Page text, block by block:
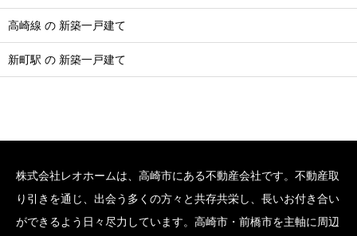
高崎線 の 新築一戸建て
新町駅 の 新築一戸建て
株式会社レオホームは、高崎市にある不動産会社です。不動産取
り引きを通じ、出会う多くの方々と共存共栄し、長いお付き合い
ができるよう日々尽力しています。高崎市・前橋市を主軸に周辺